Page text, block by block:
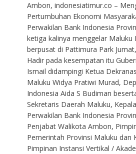
Ambon, indonesiatimur.co –
Pertumbuhan Ekonomi
Perwakilan Bank Indonesia
ketiga kalinya menggelar Maluku
berpusat di Pattimura Park
Hadir pada kesempatan itu
Ismail didampingi Ketua
Maluku Widya Pratiwi Murad,
Indonesia Aida S Budiman
Sekretaris Daerah Maluku,
Perwakilan Bank Indonesia
Penjabat Walikota Ambon,
Pemerintah Provinsi Maluku dan
Pimpinan Instansi Vertikal /